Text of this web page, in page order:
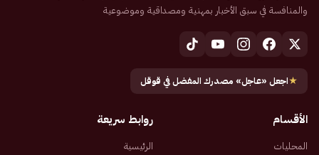
والمنافسة في سبق الأخبار بمهنية ومصداقية وموضوعية
★اجعل «عاجل» مصدرك المفضل في قوقل
الأقسام
المحليات
روابط سريعة
الرئيسية